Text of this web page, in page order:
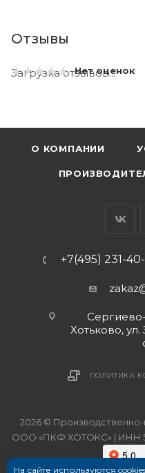
Отзывы
Нет оценок
Загрузка отзывов...
О КОМПАНИИ
+7(495) 231-
Хотьково, ул.
ПОЛИТИКА
2026 ©
ООО «ПКФ ХОТОКС» | ИНН
На сайте используются